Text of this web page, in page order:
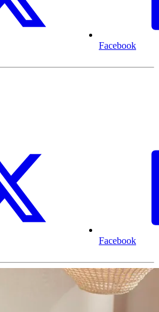
Facebook
Facebook